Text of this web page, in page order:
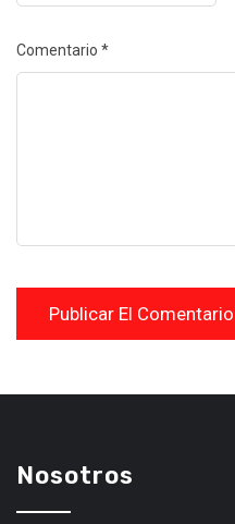
Comentario *
Nosotros